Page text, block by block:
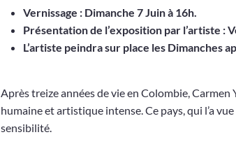
Vernissage : Dimanche 7 Juin à 16h.
Présentation de l’exposition par l’artiste :
L’artiste peindra sur place les Dimanches
Après treize années de vie en Colombie,
humaine et artistique intense. Ce pays, qui l’a
sensibilité.